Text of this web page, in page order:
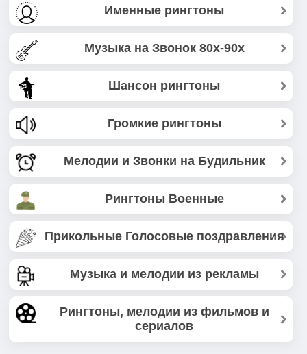
Именные рингтоны
Музыка на Звонок 80х-90х
Шансон рингтоны
Громкие рингтоны
Мелодии и Звонки на Будильник
Рингтоны Военные
Прикольные Голосовые поздравления
Музыка и мелодии из рекламы
Рингтоны, мелодии из фильмов и
сериалов